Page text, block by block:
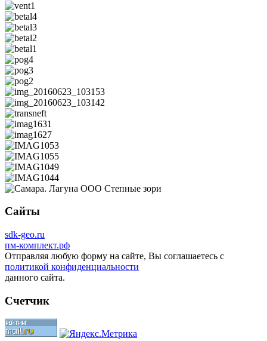
Сайты
sdk-geo.ru
пм-комплект.рф
Отправляя любую форму на сайте, Вы соглашаетесь с
политикой конфиденциальности
данного сайта.
Счетчик